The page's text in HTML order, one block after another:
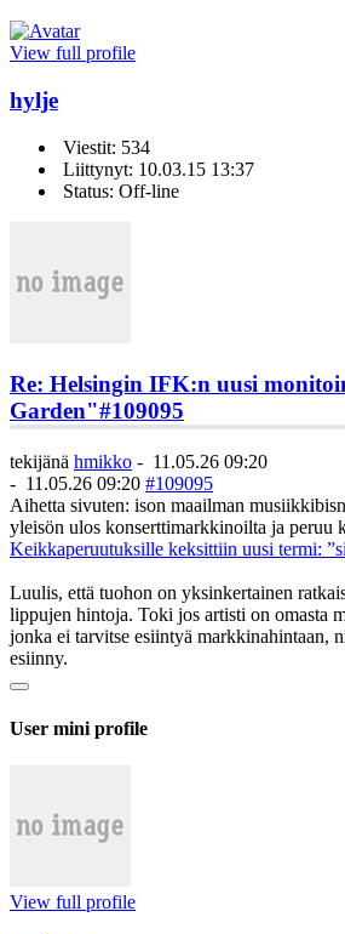
View full profile
hylje
Viestit: 534
Liittynyt: 10.03.15 13:37
Status: Off-line
Re: Helsingin IFK:n uusi
Garden"#109095
tekijänä hmikko - 11.05.26 09:20
- 11.05.26 09:20 #109095
Aihetta sivuten: ison maailman
yleisön ulos konserttimarkkinoilta ja peruu
Keikka­peruutuksille keksittiin uusi termi:
Luulis, että tuohon on yksinkertainen
lippujen hintoja. Toki jos artisti on omasta
jonka ei tarvitse esiintyä markkinahintaan,
esiinny.
User mini profile
View full profile